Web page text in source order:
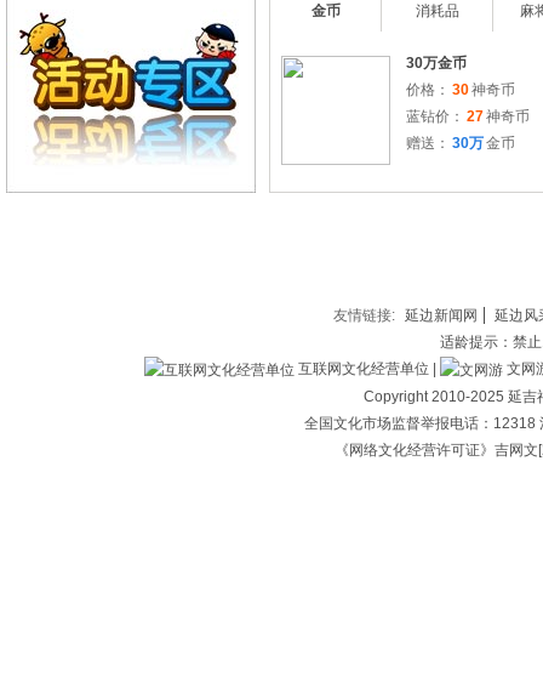
金币 消耗品 麻
30万金币
价格： 30神奇币
蓝钻价： 27神奇币
赠送： 30万金币
友情链接: 延边新闻网
延边风
适龄提示：禁
互联网文化经营单位 |
文网
Copyright 2010-2025 延吉
全国文化市场监督举报电话：
《网络文化经营许可证》吉网